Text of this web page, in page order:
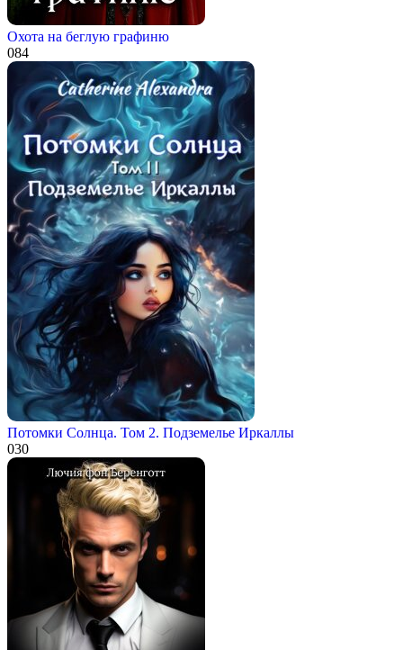
Охота на беглую графиню
084
Потомки Солнца. Том 2. Подземелье Иркаллы
030